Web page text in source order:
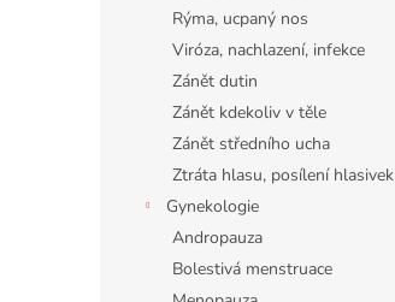
Rýma, ucpaný nos
Viróza, nachlazení, infekce
Zánět dutin
Zánět kdekoliv v těle
Zánět středního ucha
Ztráta hlasu, posílení hlasivek
Gynekologie
Andropauza
Bolestivá menstruace